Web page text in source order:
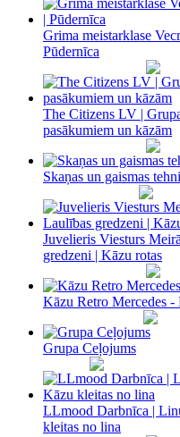
Grima meistarklase
Pūdernīca
The Citizens LV |
pasākumiem un kāzām
Skaņas un gaismas
Juvelieris Viesturs
gredzeni | Kāzu rotas
Kāzu Retro Mercedes -
Grupa Ceļojums
LLmood Darbnīca |
kleitas no lina